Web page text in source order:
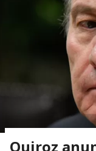
Quiroz